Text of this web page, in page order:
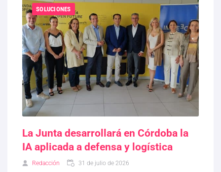
SOLUCIONES
La Junta desarrollará en Córdoba la
IA aplicada a defensa y logística
Redacción 31 de julio de 2026